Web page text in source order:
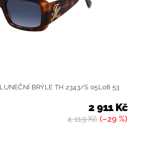
BRÝLE TH 2343/S 05L08 53
4 119 Kč(–29 %)
2 911 Kč